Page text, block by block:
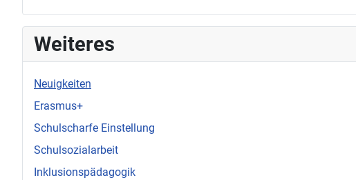
Weiteres
Neuigkeiten
Erasmus+
Schulscharfe Einstellung
Schulsozialarbeit
Inklusionspädagogik